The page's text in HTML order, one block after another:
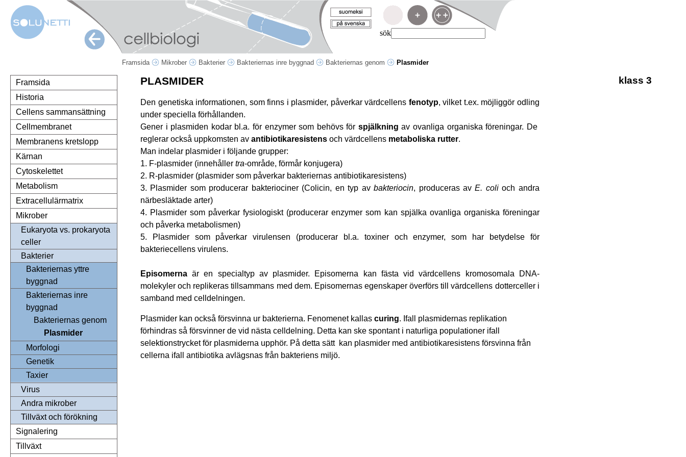
sök
Framsida Mikrober Bakterier Bakteriernas inre byggnad Bakteriernas genom Plasmider
Framsida
Historia
Cellens sammansättning
Cellmembranet
Membranens kretslopp
Kärnan
Cytoskelettet
Metabolism
Extracellulärmatrix
Mikrober
Eukaryota vs. prokaryota
celler
Bakterier
Bakteriernas yttre
byggnad
Bakteriernas inre
byggnad
Bakteriernas genom
Plasmider
Morfologi
Genetik
Taxier
Virus
Andra mikrober
Tillväxt och förökning
Signalering
Tillväxt
klass 3
PLASMIDER
Den genetiska informationen, som finns i plasmider, påverkar värdcellens fenotyp, vilket t.ex. möjliggör odling
under speciella förhållanden.
Gener i plasmiden kodar bl.a. för enzymer som behövs för spjälkning av ovanliga organiska föreningar. De
reglerar också uppkomsten av antibiotikaresistens och värdcellens metaboliska rutter.
Man indelar plasmider i följande grupper:
1. F-plasmider (innehåller tra-område, förmår konjugera)
2. R-plasmider (plasmider som påverkar bakteriernas antibiotikaresistens)
3. Plasmider som producerar bakteriociner (Colicin, en typ avbakteriocin, produceras avE. colioch andra
närbesläktade arter)
4. Plasmider som påverkar fysiologiskt (producerar enzymer som kan spjälka ovanliga organiska föreningar
och påverka metabolismen)
5. Plasmider som påverkar virulensen (producerar bl.a. toxiner och enzymer, som har betydelse för
bakteriecellens virulens.
Episomerna är en specialtyp av plasmider. Episomerna kan fästa vid värdcellens kromosomala DNA-
molekyler och replikeras tillsammans med dem. Episomernas egenskaper överförs till värdcellens dotterceller i
samband med celldelningen.
Plasmider kan också försvinna ur bakterierna. Fenomenet kallas curing. Ifall plasmidernas replikation
förhindras så försvinner de vid nästa celldelning. Detta kan ske spontant i naturliga populationer ifall
selektionstrycket för plasmiderna upphör. På detta sätt kan plasmider med antibiotikaresistens försvinna från
cellerna ifall antibiotika avlägsnas från bakteriens miljö.